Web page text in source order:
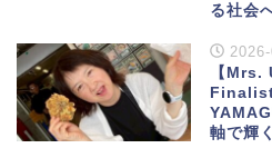
る社会
2026-
【
Finalist
軸で輝